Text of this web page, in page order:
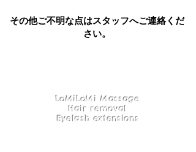
その他ご不明な点はスタッフへご連絡くだ
さい。
LoMiLoMi Massage
Hair removal
Eyelash extensions